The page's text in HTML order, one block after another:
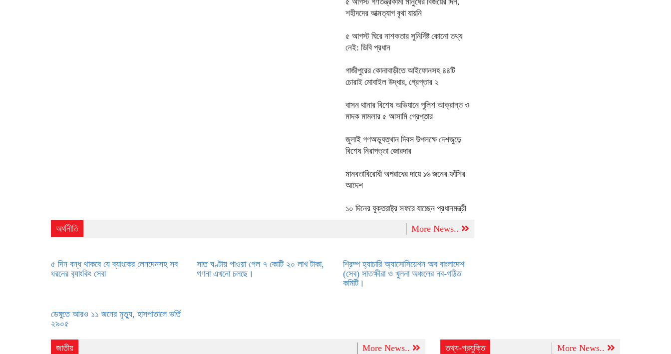
শহীদদের আত্মত্যাগ বৃথা যায়নি
৫ আগস্ট ঘিরে নাশকতার সুনির্দিষ্ট কোনো তথ্য
নেই: ডিবি প্রধান
গাজীপুরের কোনাবাড়ীতে আইফোনসহ ৪৪টি
চোরাই মোবাইল উদ্ধার, গ্রেপ্তার ২
বাসন থানার বিশেষ অভিযানে পুলিশ আক্রান্ত ও
মাদক মামলার ৫ আসামি গ্রেপ্তার
জুলাই গণঅভ্যুত্থান দিবস উপলক্ষে দেশজুড়ে
বিশেষ নিরাপত্তা জোরদার
মানবতাবিরোধী অপরাধের দায়ে ১৬ জনের ফাঁসির
আদেশ
১০ দিনের যুক্তরাষ্ট্র সফরে যাচ্ছেন প্রধানমন্ত্রী
অর্থনীতি More News..
৫ দিন বন্ধ থাকবে যে ব্যাংকের লেনদেনসহ সব
ধরনের ব‌্যাং‌কিং সেবা
সাত ঘণ্টায় পাওয়া গেল ৭ কোটি ২০ লাখ টাকা,
গণনা এখনো চলছে।
শ্রিম্প হ্যাচারি অ্যাসোসিয়েশন অব বাংলাদেশ
(সেব) সাতক্ষীরা ও খুলনা অঞ্চলের নব-গঠিত
কমিটি।
ডেঙ্গুতে আরও ১১ জনের মৃত্যু, হাসপাতালে ভর্তি
২৯০৫
জাতীয় More News.. তথ্য-প্রযুক্তি More News..